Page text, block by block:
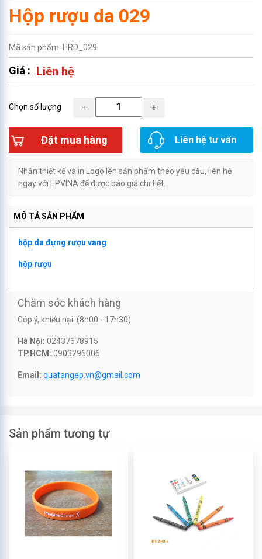
Hộp rượu da 029
Mã sản phẩm: HRD_029
Giá : Liên hệ
Chọn số lượng
Đặt mua hàng Liên hệ tư vấn
Nhận thiết kế và in Logo lên sản phẩm theo yêu cầu, liên hệ
ngay với EPVINA để được báo giá chi tiết.
MÔ TẢ SẢN PHẨM
hộp da đựng rượu vang
hộp rượu
Chăm sóc khách hàng
Góp ý, khiếu nại: (8h00 - 17h30)
Hà Nội: 02437678915
TP.HCM: 0903296006
Email: quatangep.vn@gmail.com
Sản phẩm tương tự